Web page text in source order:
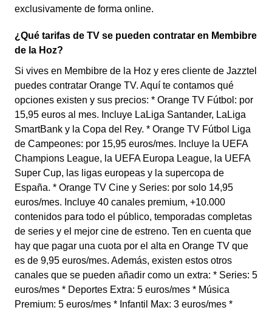
exclusivamente de forma online.
¿Qué tarifas de TV se pueden contratar en Membibre
de la Hoz?
Si vives en Membibre de la Hoz y eres cliente de Jazztel
puedes contratar Orange TV. Aquí te contamos qué
opciones existen y sus precios: * Orange TV Fútbol: por
15,95 euros al mes. Incluye LaLiga Santander, LaLiga
SmartBank y la Copa del Rey. * Orange TV Fútbol Liga
de Campeones: por 15,95 euros/mes. Incluye la UEFA
Champions League, la UEFA Europa League, la UEFA
Super Cup, las ligas europeas y la supercopa de
España. * Orange TV Cine y Series: por solo 14,95
euros/mes. Incluye 40 canales premium, +10.000
contenidos para todo el público, temporadas completas
de series y el mejor cine de estreno. Ten en cuenta que
hay que pagar una cuota por el alta en Orange TV que
es de 9,95 euros/mes. Además, existen estos otros
canales que se pueden añadir como un extra: * Series: 5
euros/mes * Deportes Extra: 5 euros/mes * Música
Premium: 5 euros/mes * Infantil Max: 3 euros/mes *